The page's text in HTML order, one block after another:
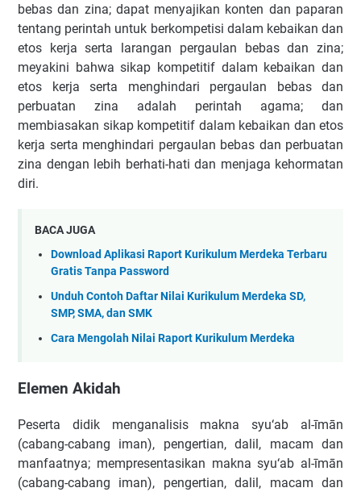
bebas dan zina; dapat menyajikan konten dan paparan
tentang perintah untuk berkompetisi dalam kebaikan dan
etos kerja serta larangan pergaulan bebas dan zina;
meyakini bahwa sikap kompetitif dalam kebaikan dan
etos kerja serta menghindari pergaulan bebas dan
perbuatan zina adalah perintah agama; dan
membiasakan sikap kompetitif dalam kebaikan dan etos
kerja serta menghindari pergaulan bebas dan perbuatan
zina dengan lebih berhati-hati dan menjaga kehormatan
diri.
BACA JUGA
Download Aplikasi Raport Kurikulum Merdeka Terbaru
Gratis Tanpa Password
Unduh Contoh Daftar Nilai Kurikulum Merdeka SD,
SMP, SMA, dan SMK
Cara Mengolah Nilai Raport Kurikulum Merdeka
Elemen Akidah
Peserta didik menganalisis makna syu‘ab al-īmān
(cabang-cabang iman), pengertian, dalil, macam dan
manfaatnya; mempresentasikan makna syu‘ab al-īmān
(cabang-cabang iman), pengertian, dalil, macam dan